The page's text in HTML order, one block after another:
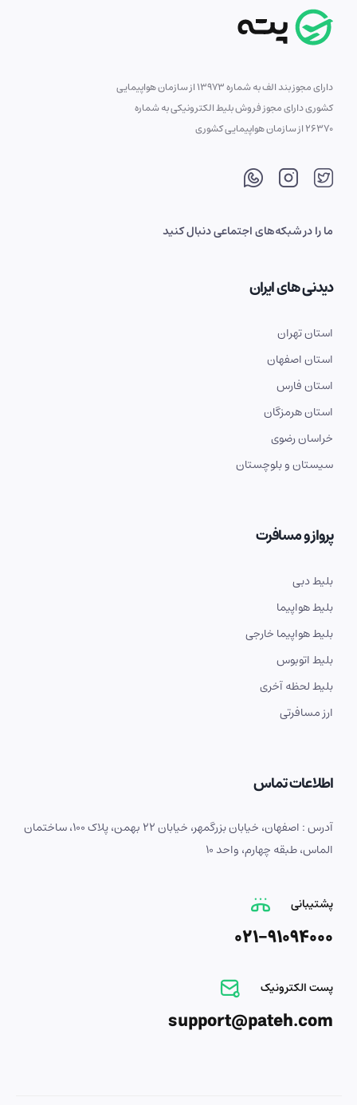
دارای مجوز بند الف به شماره 13973 از سازمان هواپیمایی
کشوری دارای مجوز فروش بلیط الکترونیکی به شماره
26370 از سازمان هواپیمایی کشوری
ما را در شبکه‌های اجتماعی دنبال کنید
دیدنی های ایران
استان تهران
استان اصفهان
استان فارس
استان هرمزگان
خراسان رضوی
سیستان و بلوچستان
پرواز و مسافرت
بلیط دبی
بلیط هواپیما
بلیط هواپیما خارجی
بلیط اتوبوس
بلیط لحظه آخری
ارز مسافرتی
اطلاعات تماس
آدرس : اصفهان، خیابان بزرگمهر، خیابان 22 بهمن، پلاک 100، ساختمان
الماس، طبقه چهارم، واحد 10
پشتیبانی
021-91094000
پست الکترونیک
support@pateh.com